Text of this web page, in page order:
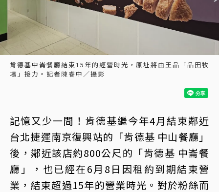
肯德基中崙餐廳結束15年的經營時光，原址將由王品「品田牧
場」接力。記者陳睿中／攝影
記憶又少一間！肯德基繼今年4月結束鄰近
台北捷運南京復興站的「肯德基 中山餐廳」
後，鄰近該店約800公尺的「肯德基 中崙餐
廳」，也已經在6月8日因租約到期結束營
業，結束超過15年的營業時光。對於粉絲而